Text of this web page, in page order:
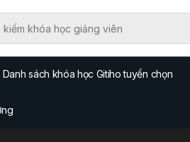
Danh sách khóa học Gitiho tuyển chọn